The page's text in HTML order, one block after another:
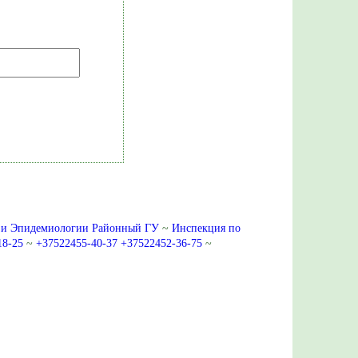
Эпидемиологии Районный ГУ ~ Инспекция по
25 ~ +37522455-40-37 +37522452-36-75 ~